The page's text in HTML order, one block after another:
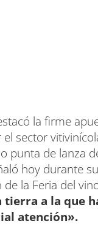
la firme
sector
punta de lanza
hoy durante
de la Feria del
tierra a la que
atención».